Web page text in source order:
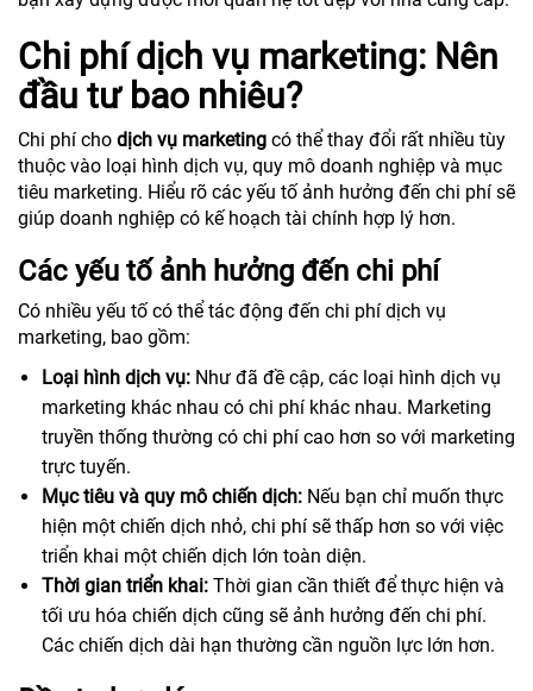
Chi phí dịch vụ marketing: Nên
đầu tư bao nhiêu?
Chi phí cho dịch vụ marketing có thể thay đổi rất nhiều tùy
thuộc vào loại hình dịch vụ, quy mô doanh nghiệp và mục
tiêu marketing. Hiểu rõ các yếu tố ảnh hưởng đến chi phí sẽ
giúp doanh nghiệp có kế hoạch tài chính hợp lý hơn.
Các yếu tố ảnh hưởng đến chi phí
Có nhiều yếu tố có thể tác động đến chi phí dịch vụ
marketing, bao gồm:
Loại hình dịch vụ: Như đã đề cập, các loại hình dịch vụ
marketing khác nhau có chi phí khác nhau. Marketing
truyền thống thường có chi phí cao hơn so với marketing
trực tuyến.
Mục tiêu và quy mô chiến dịch: Nếu bạn chỉ muốn thực
hiện một chiến dịch nhỏ, chi phí sẽ thấp hơn so với việc
triển khai một chiến dịch lớn toàn diện.
Thời gian triển khai: Thời gian cần thiết để thực hiện và
tối ưu hóa chiến dịch cũng sẽ ảnh hưởng đến chi phí.
Các chiến dịch dài hạn thường cần nguồn lực lớn hơn.